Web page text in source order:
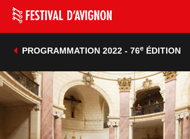
PROGRAMMATION 2022 - 76eÉDITION